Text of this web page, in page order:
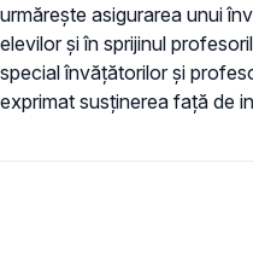
urmărește asigurarea unui
elevilor și în sprijinul
special învățătorilor și
exprimat susținerea față de